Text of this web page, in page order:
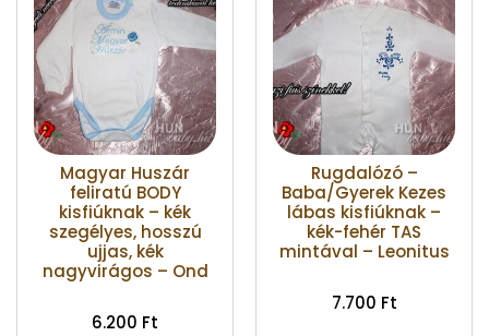
Magyar Huszár
feliratú BODY
kisfiúknak – kék
szegélyes, hosszú
ujjas, kék
nagyvirágos – Ond
6.200 Ft
Rugdalózó –
Baba/Gyerek Kezes
lábas kisfiúknak –
kék-fehér TAS
mintával – Leonitus
7.700 Ft